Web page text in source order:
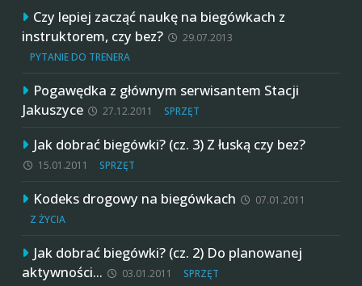
Czy lepiej zacząć naukę na biegówkach z
instruktorem, czy bez?
29.07.2013
PYTANIE DO TRENERA
Pogawędka z głównym serwisantem Stacji
Jakuszyce
27.12.2011 SPRZĘT
Jak dobrać biegówki? (cz. 3) Z łuską czy bez?
15.01.2011 SPRZĘT
Kodeks drogowy na biegówkach
07.01.2011
Z ŻYCIA
Jak dobrać biegówki? (cz. 2) Do planowanej
aktywności…
03.01.2011 SPRZĘT